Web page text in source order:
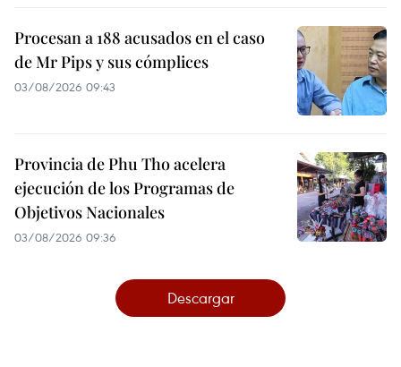
Procesan a 188 acusados en el caso
de Mr Pips y sus cómplices
03/08/2026 09:43
Provincia de Phu Tho acelera
ejecución de los Programas de
Objetivos Nacionales
03/08/2026 09:36
Descargar